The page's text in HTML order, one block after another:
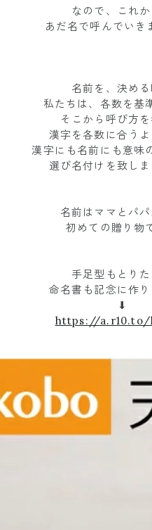
なので、これ
あだ名で呼んでいき
名前を、決め
私たちは、各数を基
そこから呼び方
漢字を各数に合う
漢字にも名前にも意味
選び名付けを致し
名前はママとパ
初めての贈り物
手足型もとりた
命名書も記念に作
⬇︎
https://a.r10.to/